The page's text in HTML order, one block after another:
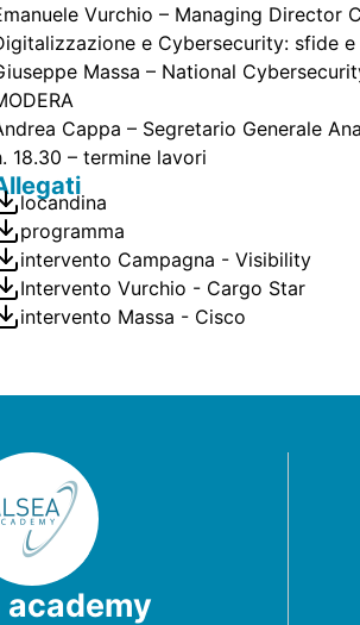
Vurchio – Managing Director
e Cybersecurity: sfide
Massa – National
Cappa – Segretario Generale
18.30 – termine lavori
locandina
programma
intervento Campagna - Visibility
Intervento Vurchio - Cargo Star
intervento Massa - Cisco
academy